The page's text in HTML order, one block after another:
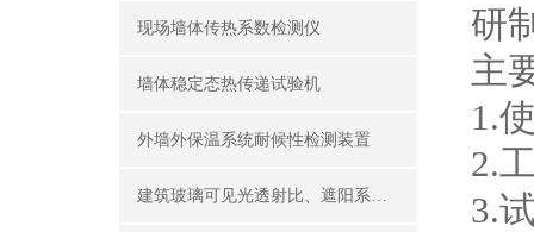
现场墙体传热系数检测仪
墙体稳定态热传递试验机
外墙外保温系统耐候性检测装置
建筑玻璃可见光透射比、遮阳系数测定仪
研
主
1.
2.
3.